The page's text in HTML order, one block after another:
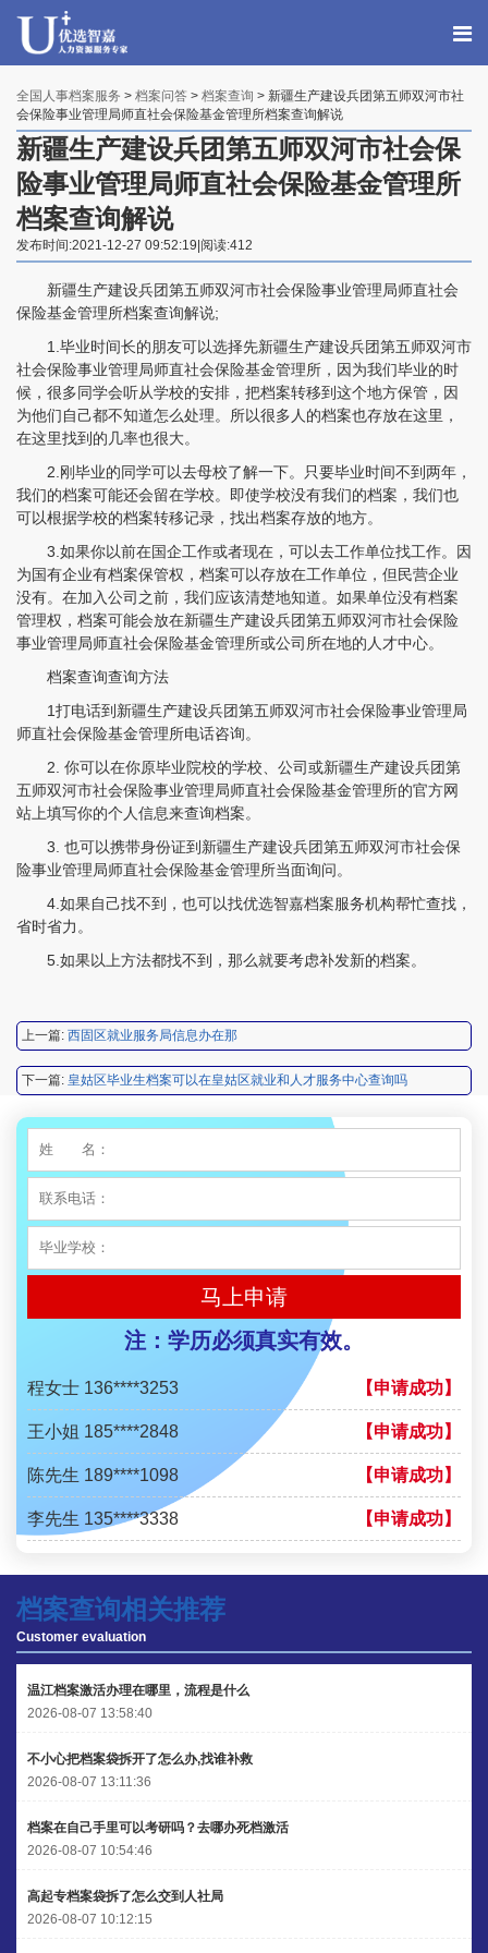
全国人事档案服务 > 档案问答 > 档案查询 > 新疆生产建设兵团第五师双河市社
会保险事业管理局师直社会保险基金管理所档案查询解说
新疆生产建设兵团第五师双河市社会保
险事业管理局师直社会保险基金管理所
档案查询解说
发布时间:2021-12-27 09:52:19|阅读:412
新疆生产建设兵团第五师双河市社会保险事业管理局师直社会
保险基金管理所档案查询解说;
1.毕业时间长的朋友可以选择先新疆生产建设兵团第五师双河市
社会保险事业管理局师直社会保险基金管理所，因为我们毕业的时
候，很多同学会听从学校的安排，把档案转移到这个地方保管，因
为他们自己都不知道怎么处理。所以很多人的档案也存放在这里，
在这里找到的几率也很大。
2.刚毕业的同学可以去母校了解一下。只要毕业时间不到两年，
我们的档案可能还会留在学校。即使学校没有我们的档案，我们也
可以根据学校的档案转移记录，找出档案存放的地方。
3.如果你以前在国企工作或者现在，可以去工作单位找工作。因
为国有企业有档案保管权，档案可以存放在工作单位，但民营企业
没有。在加入公司之前，我们应该清楚地知道。如果单位没有档案
管理权，档案可能会放在新疆生产建设兵团第五师双河市社会保险
事业管理局师直社会保险基金管理所或公司所在地的人才中心。
档案查询查询方法
1打电话到新疆生产建设兵团第五师双河市社会保险事业管理局
师直社会保险基金管理所电话咨询。
2. 你可以在你原毕业院校的学校、公司或新疆生产建设兵团第
五师双河市社会保险事业管理局师直社会保险基金管理所的官方网
站上填写你的个人信息来查询档案。
3. 也可以携带身份证到新疆生产建设兵团第五师双河市社会保
险事业管理局师直社会保险基金管理所当面询问。
4.如果自己找不到，也可以找优选智嘉档案服务机构帮忙查找，
省时省力。
5.如果以上方法都找不到，那么就要考虑补发新的档案。
上一篇: 西固区就业服务局信息办在那
下一篇: 皇姑区毕业生档案可以在皇姑区就业和人才服务中心查询吗
马上申请
注：学历必须真实有效。
程女士 134****3518
王小姐 181****2354 【申请成功】
陈先生 158****3306 【申请成功】
程女士 136****3253
王小姐 185****2848 【申请成功】
陈先生 189****1098
李先生 135****3338 【申请成功】
程女士 134****3518
王小姐 181****2354
李先生 137****1923
程女士 136****3253 【申请成功】
王小姐 185****2848 【申请成功】
陈先生 189****1098 【申请成功】
李先生 135****3338 【申请成功】
王小姐 181****2354
陈先生 158****3306
李先生 137****1923
王小姐 185****2848
陈先生 189****1098
档案查询相关推荐
Customer evaluation
温江档案激活办理在哪里，流程是什么
2026-08-07 13:58:40
不小心把档案袋拆开了怎么办,找谁补救
2026-08-07 13:11:36
档案在自己手里可以考研吗？去哪办死档激活
2026-08-07 10:54:46
高起专档案袋拆了怎么交到人社局
2026-08-07 10:12:15